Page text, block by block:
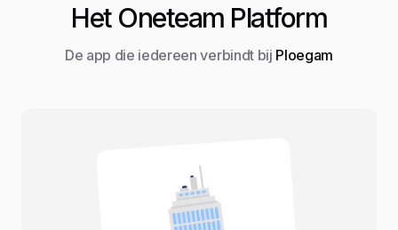
Het Oneteam Platform
De app die iedereen verbindt bij Ploegam